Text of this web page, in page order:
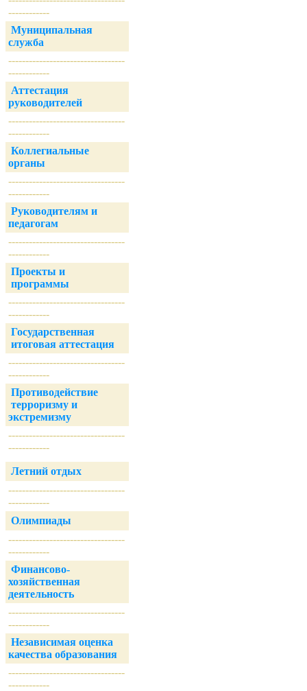
------------
Муниципальная
служба
----------------------------------
------------
Аттестация
руководителей
----------------------------------
------------
Коллегиальные
органы
----------------------------------
------------
Руководителям и
педагогам
----------------------------------
------------
Проекты и
программы
----------------------------------
------------
Государственная
итоговая аттестация
----------------------------------
------------
Противодействие
терроризму и
экстремизму
----------------------------------
------------
Летний отдых
----------------------------------
------------
Олимпиады
----------------------------------
------------
Финансово-
хозяйственная
деятельность
----------------------------------
------------
Независимая оценка
качества образования
----------------------------------
------------